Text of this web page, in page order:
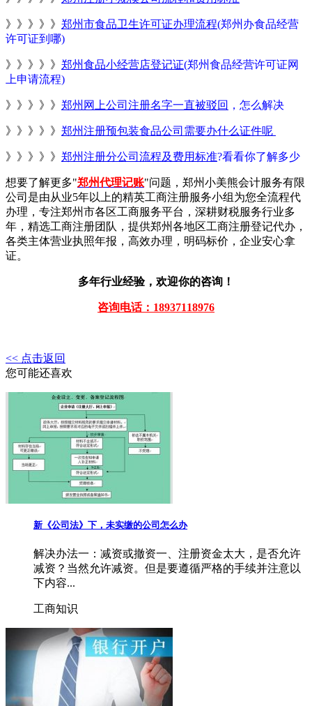
》》》》》 郑州市食品卫生许可证办理流程(郑州办食品经营
许可证到哪)
》》》》》 郑州食品小经营店登记证(郑州食品经营许可证网
上申请流程)
》》》》》 郑州网上公司注册名字一直被驳回 ，怎么解决
》》》》》 郑州注册预包装食品公司需要办什么证件呢
》》》》》 郑州注册分公司流程及费用标准?看看你了解多少
想要了解更多"郑州代理记账"问题，郑州小美熊会计服务有限
公司是由从业5年以上的精英工商注册服务小组为您全流程代
办理，专注郑州市各区工商服务平台，深耕财税服务行业多
年，精选工商注册团队，提供郑州各地区工商注册登记代办，
各类主体营业执照年报，高效办理，明码标价，企业安心拿
证。
多年行业经验，欢迎你的咨询！
咨询电话：18937118976
<< 点击返回
您可能还喜欢
新《公司法》下，未实缴的公司怎么办
解决办法一：减资或撤资一、注册资金太大，是否允许
减资？当然允许减资。但是要遵循严格的手续并注意以
下内容...
工商知识